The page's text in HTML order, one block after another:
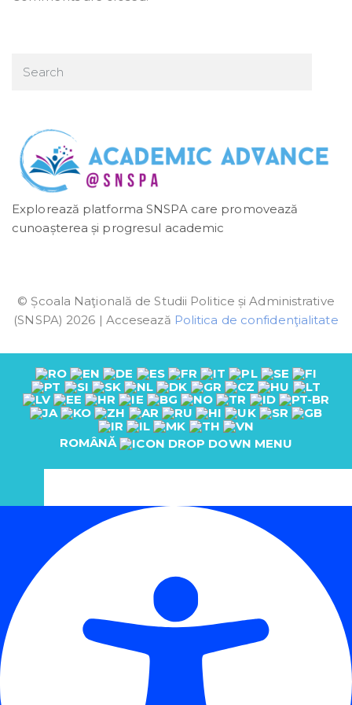
Explorează platforma SNSPA care promovează
cunoașterea și progresul academic
© Școala Naţională de Studii Politice și Administrative
(SNSPA) 2026 | Accesează Politica de confidenţialitate
ROMÂNĂ